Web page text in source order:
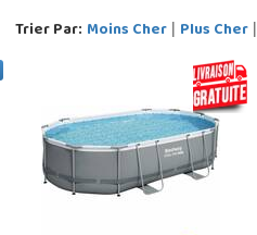
Trier Par: Moins Cher| Plus Cher|